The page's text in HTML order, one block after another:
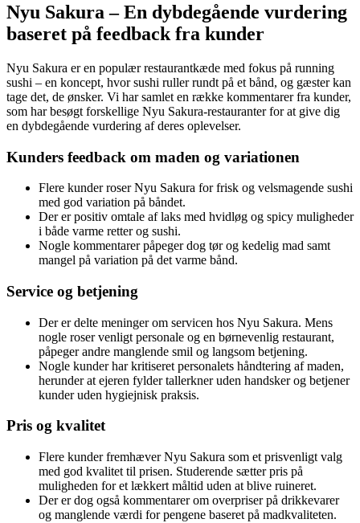
Nyu Sakura – En dybdegående vurdering
baseret på feedback fra kunder
Nyu Sakura er en populær restaurantkæde med fokus på running
sushi – en koncept, hvor sushi ruller rundt på et bånd, og gæster kan
tage det, de ønsker. Vi har samlet en række kommentarer fra kunder,
som har besøgt forskellige Nyu Sakura-restauranter for at give dig
en dybdegående vurdering af deres oplevelser.
Kunders feedback om maden og variationen
Flere kunder roser Nyu Sakura for frisk og velsmagende sushi
med god variation på båndet.
Der er positiv omtale af laks med hvidløg og spicy muligheder
i både varme retter og sushi.
Nogle kommentarer påpeger dog tør og kedelig mad samt
mangel på variation på det varme bånd.
Service og betjening
Der er delte meninger om servicen hos Nyu Sakura. Mens
nogle roser venligt personale og en børnevenlig restaurant,
påpeger andre manglende smil og langsom betjening.
Nogle kunder har kritiseret personalets håndtering af maden,
herunder at ejeren fylder tallerkner uden handsker og betjener
kunder uden hygiejnisk praksis.
Pris og kvalitet
Flere kunder fremhæver Nyu Sakura som et prisvenligt valg
med god kvalitet til prisen. Studerende sætter pris på
muligheden for et lækkert måltid uden at blive ruineret.
Der er dog også kommentarer om overpriser på drikkevarer
og manglende værdi for pengene baseret på madkvaliteten.